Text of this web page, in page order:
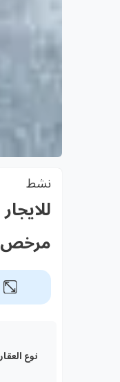
نشط
مرخص
نوع العقار